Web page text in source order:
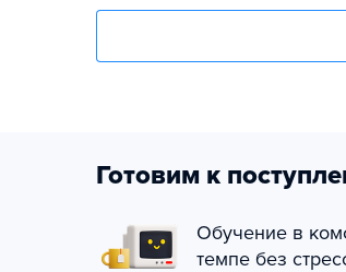
Готовим к
Обучение в
темпе без